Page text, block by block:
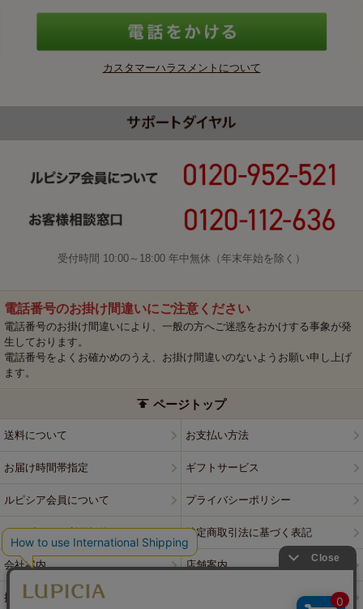
カスタマーハラスメントについて
受付時間 10:00～18:00 年中無休（年末年始を除く）
電話番号のお掛け間違いにご注意ください
電話番号のお掛け間違いにより、一般の方へご迷惑をおかけする事象が発
生しております。
電話番号をよくお確かめのうえ、お掛け間違いのないようお願い申し上げ
ます。
ページトップ
送料について お支払い方法
お届け時間帯指定 ギフトサービス
ルピシア会員について プライバシーポリシー
ウェブサイト利用規約 特定商取引法に基づく表記
会社案内 店舗案内
採用情報